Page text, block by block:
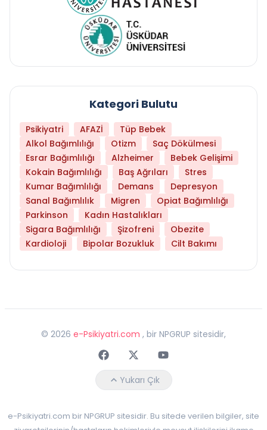
Kategori Bulutu
Psikiyatri AFAZİ
Tüp Bebek
Alkol Bağımlılığı
Otizm
Saç Dökülmesi
Esrar Bağımlılığı
Alzheimer
Bebek Gelişimi
Kokain Bağımlılığı
Baş Ağrıları
Stres
Kumar Bağımlılığı
Demans
Depresyon
Sanal Bağımlılık
Migren
Opiat Bağımlılığı
Parkinson
Kadın Hastalıkları
Sigara Bağımlılığı
Şizofreni
Obezite
Kardioloji
Bipolar Bozukluk Cilt Bakımı
© 2026 e-Psikiyatri.com , bir NPGRUP sitesidir,
FaceebokTwitterYoutube
Yukarı Çık
e-Psikiyatri.com bir NPGRUP sitesidir. Bu sitede verilen bilgiler, site